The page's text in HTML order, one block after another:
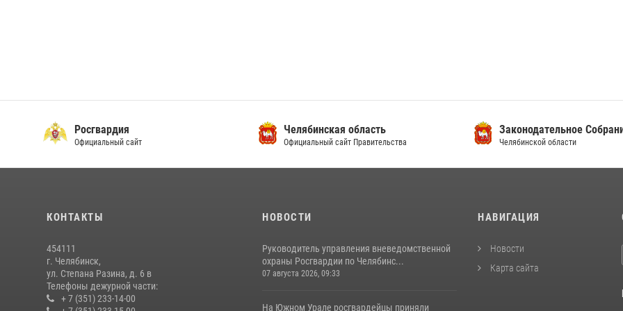
Росгвардия
Официальный сайт
Челябинская область
Официальный сайт Правительства
Законодательное
Челябинской области
КОНТАКТЫ
454111
г. Челябинск,
ул. Степана Разина, д. 6 в
Телефоны дежурной части:
+ 7 (351) 233-14-00
НОВОСТИ
Руководитель управления вневедомственной
охраны Росгвардии по Челябинс...
07 августа 2026, 09:33
На Южном Урале росгвардейцы приняли
НАВИГАЦИЯ
Новости
Карта сайта